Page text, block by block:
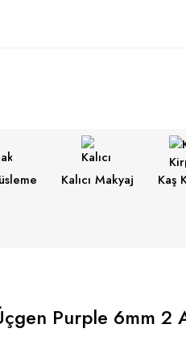
Kalıcı Makyaj Kaş
Purple 6mm 2